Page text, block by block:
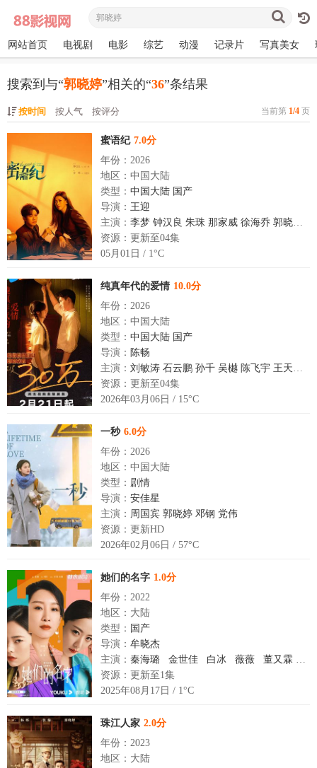
网站首页 电视剧 电影 综艺 动漫 记录片 写真美女
搜索到与“郭晓婷”相关的“36”条结果
按时间 按人气 按评分 当前第 1/4 页
蜜语纪 7.0分
年份：2026
地区：中国大陆
类型： 中国大陆 国产
导演： 王迎
主演： 李梦 钟汉良 朱珠 那家威 徐海乔 郭晓婷
资源：更新至04集
05月01日 / 1°C
纯真年代的爱情 10.0分
年份：2026
地区：中国大陆
类型： 中国大陆 国产
导演： 陈畅
主演： 刘敏涛 石云鹏 孙千 吴樾 陈飞宇 王天辰
资源：更新至04集
2026年03月06日 / 15°C
一秒 6.0分
年份：2026
地区：中国大陆
类型： 剧情
导演： 安佳星
主演： 周国宾 郭晓婷 邓钢 党伟
资源：更新HD
2026年02月06日 / 57°C
她们的名字 1.0分
年份：2022
地区：大陆
类型： 国产
导演： 牟晓杰
主演： 秦海璐 金世佳 白冰 薇薇 董又霖
戴
资源：更新至1集
2025年08月17日 / 1°C
珠江人家 2.0分
年份：2023
地区：大陆